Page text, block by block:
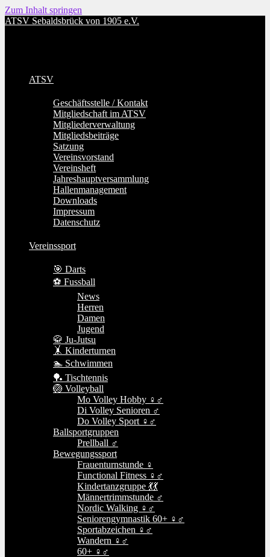
Zum Inhalt springen
ATSV Sebaldsbrück von 1905 e.V.
ATSV
Geschäftsstelle / Kontakt
Mitgliedschaft im ATSV
Mitgliederverwaltung
Mitgliedsbeiträge
Satzung
Vereinsvorstand
Vereinsheft
Jahreshauptversammlung
Hallenmanagement
Downloads
Impressum
Datenschutz
Vereinssport
🎯 Darts
⚽ Fussball
News
Herren
Damen
Jugend
🥋 Ju-Jutsu
🤸 Kinderturnen
🏊 Schwimmen
🏓 Tischtennis
🏐 Volleyball
Mo Volley Hobby ♀♂
Di Volley Senioren ♂
Do Volley Sport ♀♂
Ballsportgruppen
Prellball ♂
Bewegungssport
Frauenturnstunde ♀
Functional Fitness ♀♂
Kindertanzgruppe 💃💃
Männertrimmstunde ♂
Nordic Walking ♀♂
Seniorengymnastik 60+ ♀♂
Sportabzeichen ♀♂
Wandern ♀♂
60+ ♀♂